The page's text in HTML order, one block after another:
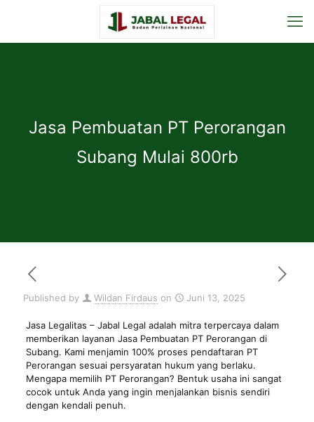
Jasa Pembuatan PT Perorangan
Subang Mulai 800rb
Published by Wildan Firdaus on Juni 13, 2025
Jasa Legalitas – Jabal Legal adalah mitra terpercaya dalam
memberikan layanan Jasa Pembuatan PT Perorangan di
Subang. Kami menjamin 100% proses pendaftaran PT
Perorangan sesuai persyaratan hukum yang berlaku.
Mengapa memilih PT Perorangan? Bentuk usaha ini sangat
cocok untuk Anda yang ingin menjalankan bisnis sendiri
dengan kendali penuh.